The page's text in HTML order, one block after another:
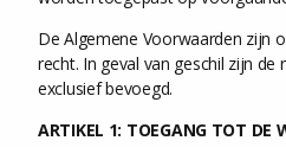
De Algemene Voorwaarden zijn
recht. In geval van geschil zijn de
exclusief bevoegd.
ARTIKEL 1: TOEGANG TOT DE